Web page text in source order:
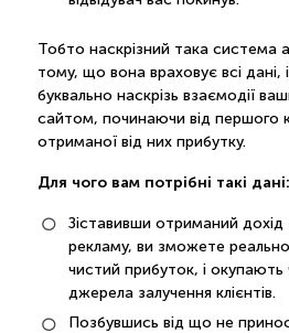
Тобто наскрізний така система
тому, що вона враховує всі дані,
буквально наскрізь взаємодії
сайтом, починаючи від першого
отриманої від них прибутку.
Для чого вам потрібні такі дані:
Зіставивши отриманий
рекламу, ви зможете
чистий прибуток, і окупають
джерела залучення клієнтів.
Позбувшись від що не